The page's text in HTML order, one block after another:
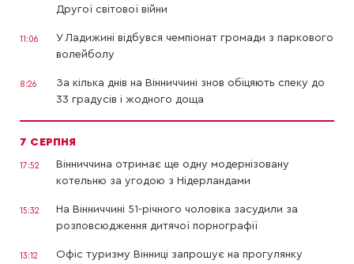
Другої світової війни
11:06
У Ладижині відбувся чемпіонат громади з паркового
волейболу
8:26
За кілька днів на Вінниччині знов обіцяють спеку до
33 градусів і жодного доща
7 СЕРПНЯ
17:52
Вінниччина отримає ще одну модернізовану
котельню за угодою з Нідерландами
15:32
На Вінниччині 51-річного чоловіка засудили за
розповсюдження дитячої порнографії
13:12
Офіс туризму Вінниці запрошує на прогулянку